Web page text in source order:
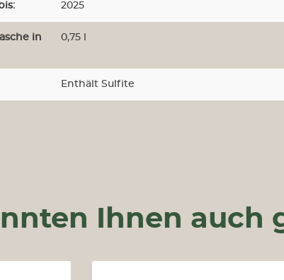
2025
in
0,75 l
Enthält Sulfite
Ihnen auch